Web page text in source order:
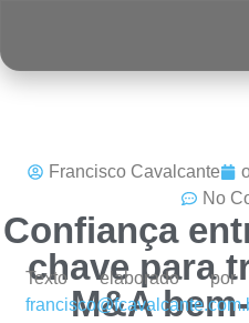
Francisco Cavalcante
No
Confiança
chave para
M&A
Texto elaborado por